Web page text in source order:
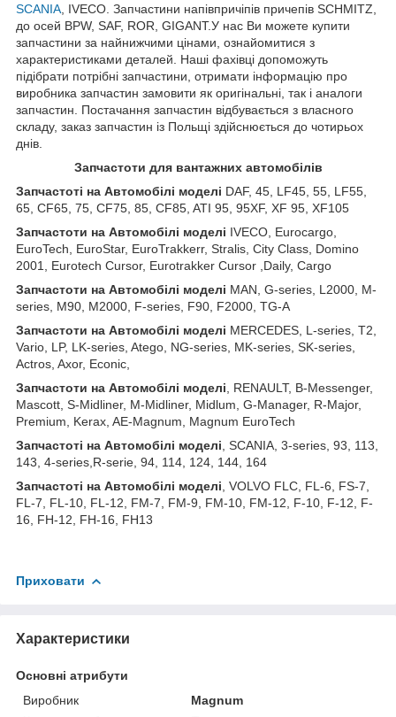
SCANIA , IVECO. Запчастини напівпричіпів причепів SCHMITZ,
до осей BPW, SAF, ROR, GIGANT.У нас Ви можете купити
запчастини за найнижчими цінами, ознайомитися з
характеристиками деталей. Наші фахівці допоможуть
підібрати потрібні запчастини, отримати інформацію про
виробника запчастин замовити як оригінальні, так і аналоги
запчастин. Постачання запчастин відбувається з власного
складу, заказ запчастин із Польщі здійснюється до чотирьох
днів.
Запчастоти для вантажних автомобілів
Запчастоті на Автомобілі моделі DAF, 45, LF45, 55, LF55,
65, CF65, 75, CF75, 85, CF85, ATI 95, 95XF, XF 95, XF105
Запчастоти на Автомобілі моделі IVECO, Eurocargo,
EuroTech, EuroStar, EuroTrakkerr, Stralis, City Class, Domino
2001, Eurotech Cursor, Eurotrakker Cursor ,Daily, Cargo
Запчастоти на Автомобілі моделі MAN, G-series, L2000, M-
series, M90, M2000, F-series, F90, F2000, TG-A
Запчастоти на Автомобілі моделі MERCEDES, L-series, T2,
Vario, LP, LK-series, Atego, NG-series, MK-series, SK-series,
Actros, Axor, Econic,
Запчастоти на Автомобілі моделі , RENAULT, B-Messenger,
Mascott, S-Midliner, M-Midliner, Midlum, G-Manager, R-Major,
Premium, Kerax, AE-Magnum, Magnum EuroTech
Запчастоті на Автомобілі моделі , SCANIA, 3-series, 93, 113,
143, 4-series,R-serie, 94, 114, 124, 144, 164
Запчастоті на Автомобілі моделі , VOLVO FLC, FL-6, FS-7,
FL-7, FL-10, FL-12, FM-7, FM-9, FM-10, FM-12, F-10, F-12, F-
16, FH-12, FH-16, FH13
Приховати
Характеристики
Основні атрибути
Виробник
Magnum